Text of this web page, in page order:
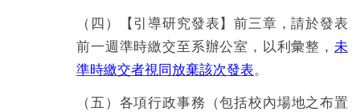
（四）【引導研究發表】前三章，請於發表
前一週準時繳交至系辦公室，以利彙整， 未
準時繳交者視同放棄該次發表。
（五）各項行政事務（包括校內場地之布置